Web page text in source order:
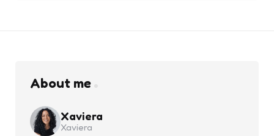
About me
Xaviera
Xaviera